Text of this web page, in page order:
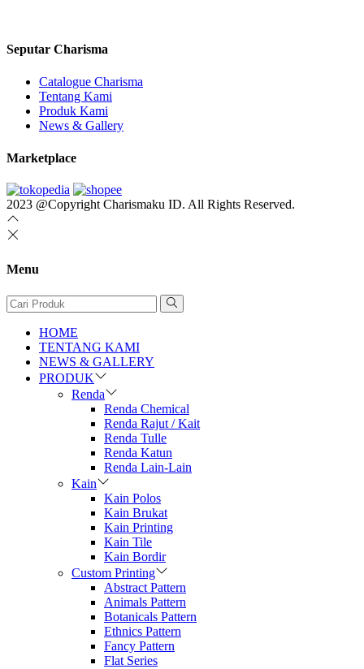
Seputar Charisma
Catalogue Charisma
Tentang Kami
Produk Kami
News & Gallery
Marketplace
2023 @Copyright Charismaku ID. All Rights Reserved.
Menu
HOME
TENTANG KAMI
NEWS & GALLERY
PRODUK
Renda
Renda Chemical
Renda Rajut / Kait
Renda Tulle
Renda Katun
Renda Lain-Lain
Kain
Kain Polos
Kain Brukat
Kain Printing
Kain Tile
Kain Bordir
Custom Printing
Abstract Pattern
Animals Pattern
Botanicals Pattern
Ethnics Pattern
Fancy Pattern
Flat Series